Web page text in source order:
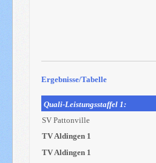
Ergebnisse/Tabelle
Quali-Leistungsstaffel 1:
SV Pattonville
TV Aldingen 1
TV Aldingen 1